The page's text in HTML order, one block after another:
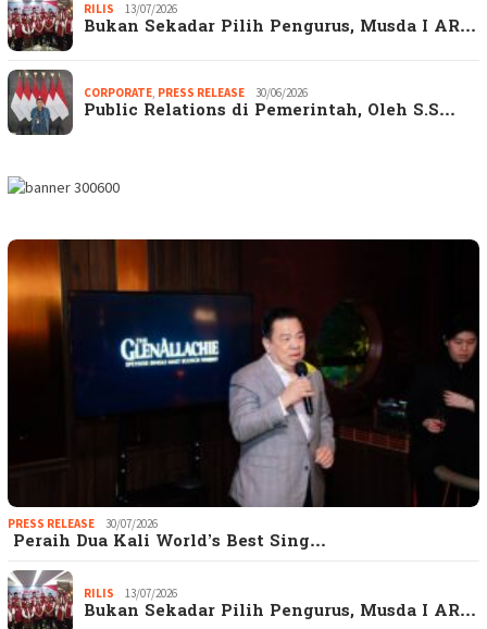
RILIS 13/07/2026
Bukan Sekadar Pilih Pengurus, Musda I AR…
CORPORATE, PRESS RELEASE 30/06/2026
Public Relations di Pemerintah, Oleh S.S…
PRESS RELEASE 30/07/2026
Peraih Dua Kali World’s Best Sing…
RILIS 13/07/2026
Bukan Sekadar Pilih Pengurus, Musda I AR…